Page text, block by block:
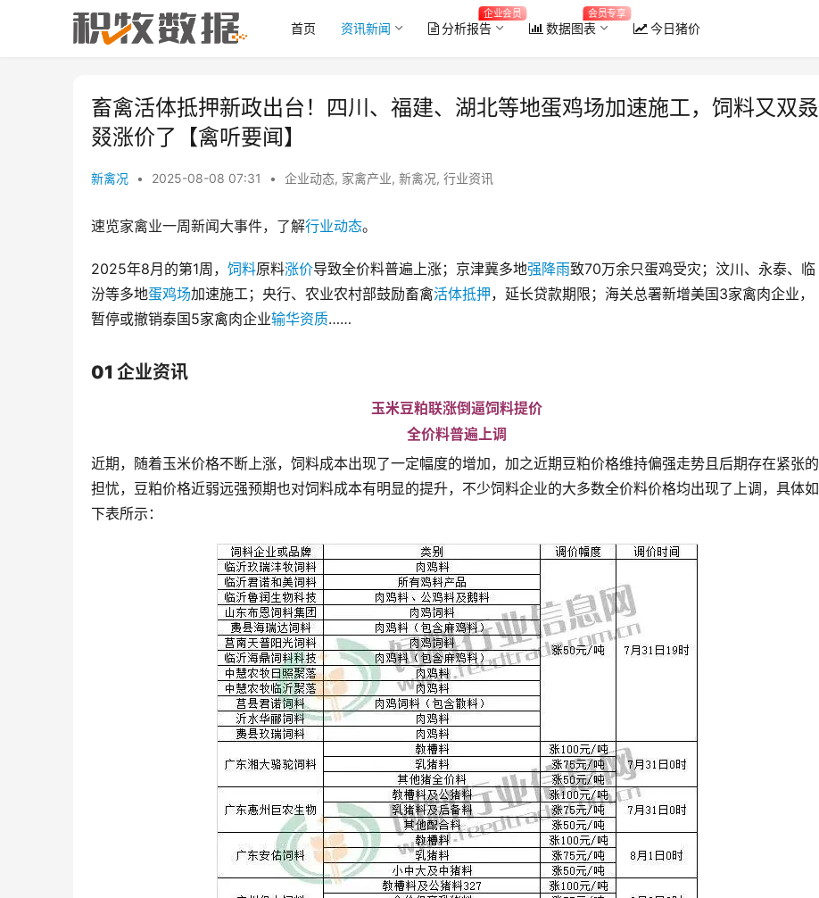
首页 资讯新闻 分析报告
企业会员
数据图表
会员专享
今日猪价
畜禽活体抵押新政出台！四川、福建、湖北等地蛋鸡场加速施工，饲料又双叒
叕涨价了【禽听要闻】
新禽况 • 2025-08-08 07:31 • 企业动态, 家禽产业, 新禽况, 行业资讯
速览家禽业一周新闻大事件，了解行业动态。
2025年8月的第1周， 饲料原料涨价导致全价料普遍上涨；京津冀多地强降雨致70万余只蛋鸡受灾；汶川、永泰、临
汾等多地蛋鸡场加速施工；央行、农业农村部鼓励畜禽活体抵押，延长贷款期限；海关总署新增美国3家禽肉企业，
暂停或撤销泰国5家禽肉企业输华资质……
01 企业资讯
玉米豆粕联涨倒逼饲料提价
全价料普遍上调
近期，随着玉米价格不断上涨，饲料成本出现了一定幅度的增加，加之近期豆粕价格维持偏强走势且后期存在紧张的
担忧，豆粕价格近弱远强预期也对饲料成本有明显的提升，不少饲料企业的大多数全价料价格均出现了上调，具体如
下表所示：
2026年6月全国能繁母猪存栏量